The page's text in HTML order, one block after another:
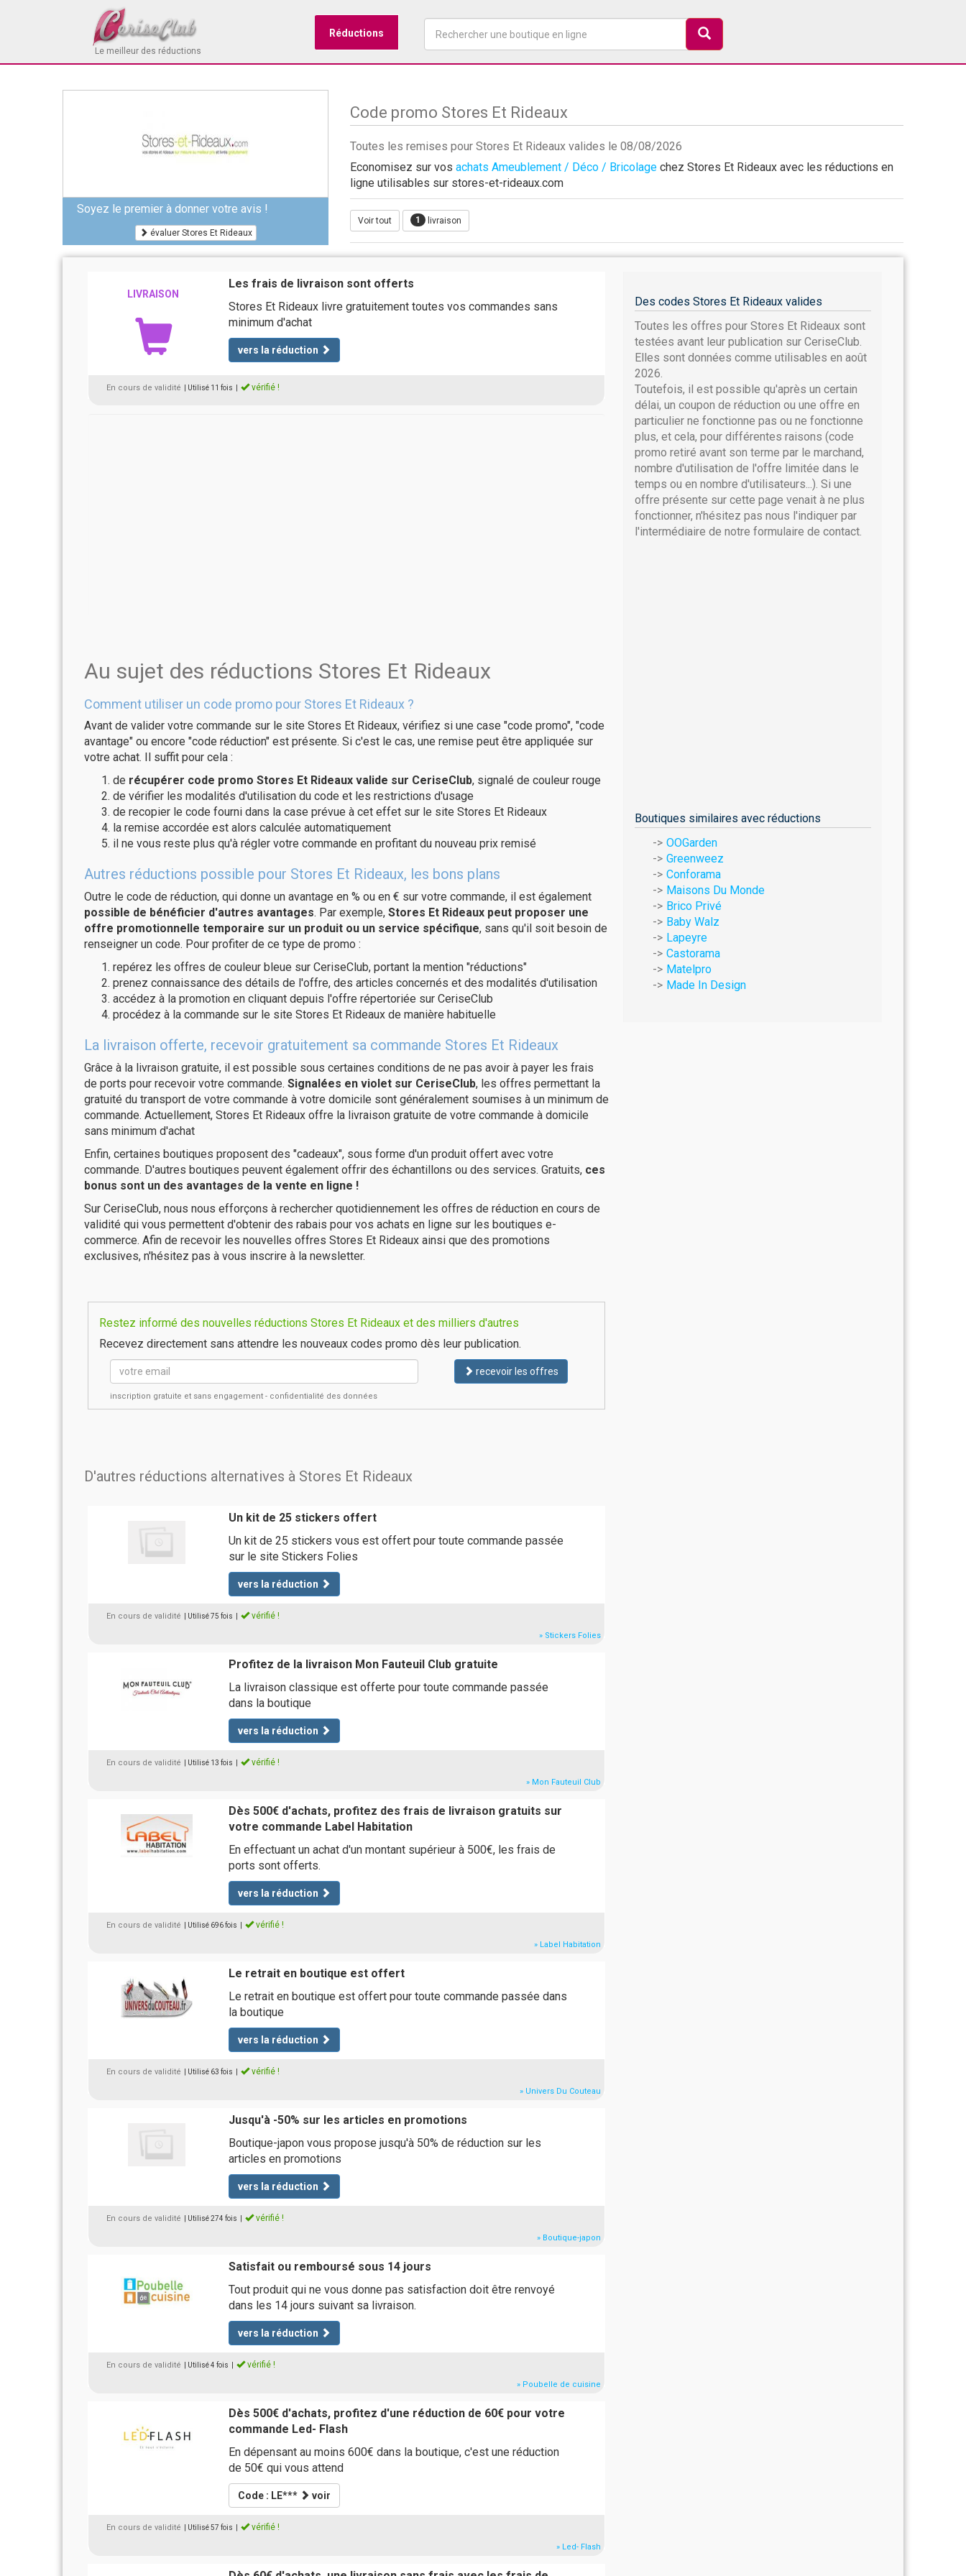
Le meilleur des réductions
Réductions
Soyez le premier à donner votre avis !
évaluer Stores Et Rideaux
Code promo Stores Et Rideaux
Toutes les remises pour Stores Et Rideaux valides le 08/08/2026
Economisez sur vos achats Ameublement / Déco / Bricolage chez Stores Et Rideaux avec les réductions en
ligne utilisables sur stores-et-rideaux.com
Voir tout 1 livraison
LIVRAISON
Les frais de livraison sont offerts
Stores Et Rideaux livre gratuitement toutes vos commandes sans
minimum d'achat
vers la réduction
En cours de validité | Utilisé 11 fois vérifié !
Au sujet des réductions Stores Et Rideaux
Comment utiliser un code promo pour Stores Et Rideaux ?
Avant de valider votre commande sur le site Stores Et Rideaux, vérifiez si une case "code promo", "code
avantage" ou encore "code réduction" est présente. Si c'est le cas, une remise peut être appliquée sur
votre achat. Il suffit pour cela :
de récupérer code promo Stores Et Rideaux valide sur CeriseClub, signalé de couleur rouge
de vérifier les modalités d'utilisation du code et les restrictions d'usage
de recopier le code fourni dans la case prévue à cet effet sur le site Stores Et Rideaux
la remise accordée est alors calculée automatiquement
il ne vous reste plus qu'à régler votre commande en profitant du nouveau prix remisé
Autres réductions possible pour Stores Et Rideaux, les bons plans
Outre le code de réduction, qui donne un avantage en % ou en € sur votre commande, il est également
possible de bénéficier d'autres avantages. Par exemple, Stores Et Rideaux peut proposer une
offre promotionnelle temporaire sur un produit ou un service spécifique, sans qu'il soit besoin de
renseigner un code. Pour profiter de ce type de promo :
repérez les offres de couleur bleue sur CeriseClub, portant la mention "réductions"
prenez connaissance des détails de l'offre, des articles concernés et des modalités d'utilisation
accédez à la promotion en cliquant depuis l'offre répertoriée sur CeriseClub
procédez à la commande sur le site Stores Et Rideaux de manière habituelle
La livraison offerte, recevoir gratuitement sa commande Stores Et Rideaux
Grâce à la livraison gratuite, il est possible sous certaines conditions de ne pas avoir à payer les frais
de ports pour recevoir votre commande. Signalées en violet sur CeriseClub, les offres permettant la
gratuité du transport de votre commande à votre domicile sont généralement soumises à un minimum de
commande. Actuellement, Stores Et Rideaux offre la livraison gratuite de votre commande à domicile
sans minimum d'achat
Enfin, certaines boutiques proposent des "cadeaux", sous forme d'un produit offert avec votre
commande. D'autres boutiques peuvent également offrir des échantillons ou des services. Gratuits, ces
bonus sont un des avantages de la vente en ligne !
Sur CeriseClub, nous nous efforçons à rechercher quotidiennement les offres de réduction en cours de
validité qui vous permettent d'obtenir des rabais pour vos achats en ligne sur les boutiques e-
commerce. Afin de recevoir les nouvelles offres Stores Et Rideaux ainsi que des promotions
exclusives, n'hésitez pas à vous inscrire à la newsletter.
Restez informé des nouvelles réductions Stores Et Rideaux et des milliers d'autres
Recevez directement sans attendre les nouveaux codes promo dès leur publication.
recevoir les offres
inscription gratuite et sans engagement - confidentialité des données
D'autres réductions alternatives à Stores Et Rideaux
Un kit de 25 stickers offert
Un kit de 25 stickers vous est offert pour toute commande passée
sur le site Stickers Folies
vers la réduction
En cours de validité | Utilisé 75 fois vérifié !
» Stickers Folies
Profitez de la livraison Mon Fauteuil Club gratuite
La livraison classique est offerte pour toute commande passée
dans la boutique
vers la réduction
En cours de validité | Utilisé 13 fois vérifié !
» Mon Fauteuil Club
Dès 500€ d'achats, profitez des frais de livraison gratuits sur
votre commande Label Habitation
En effectuant un achat d'un montant supérieur à 500€, les frais de
ports sont offerts.
vers la réduction
En cours de validité | Utilisé 696 fois vérifié !
» Label Habitation
Le retrait en boutique est offert
Le retrait en boutique est offert pour toute commande passée dans
la boutique
vers la réduction
En cours de validité | Utilisé 63 fois vérifié !
» Univers Du Couteau
Jusqu'à -50% sur les articles en promotions
Boutique-japon vous propose jusqu'à 50% de réduction sur les
articles en promotions
vers la réduction
En cours de validité | Utilisé 274 fois vérifié !
» Boutique-japon
Satisfait ou remboursé sous 14 jours
Tout produit qui ne vous donne pas satisfaction doit être renvoyé
dans les 14 jours suivant sa livraison.
vers la réduction
En cours de validité | Utilisé 4 fois vérifié !
» Poubelle de cuisine
Dès 500€ d'achats, profitez d'une réduction de 60€ pour votre
commande Led- Flash
En dépensant au moins 600€ dans la boutique, c'est une réduction
de 50€ qui vous attend
Code : LE*** voir
En cours de validité | Utilisé 57 fois vérifié !
» Led- Flash
Des codes Stores Et Rideaux valides
Toutes les offres pour Stores Et Rideaux sont
testées avant leur publication sur CeriseClub.
Elles sont données comme utilisables en août
2026.
Toutefois, il est possible qu'après un certain
délai, un coupon de réduction ou une offre en
particulier ne fonctionne pas ou ne fonctionne
plus, et cela, pour différentes raisons (code
promo retiré avant son terme par le marchand,
nombre d'utilisation de l'offre limitée dans le
temps ou en nombre d'utilisateurs...). Si une
offre présente sur cette page venait à ne plus
fonctionner, n'hésitez pas nous l'indiquer par
l'intermédiaire de notre formulaire de contact.
Boutiques similaires avec réductions
OOGarden
Greenweez
Conforama
Maisons Du Monde
Brico Privé
Baby Walz
Lapeyre
Castorama
Matelpro
Made In Design